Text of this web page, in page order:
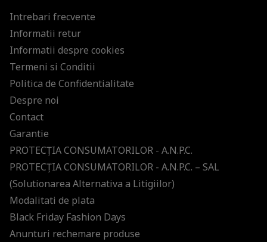
Intrebari frecvente
Informatii retur
Informatii despre cookies
Termeni si Conditii
Politica de Confidentialitate
Despre noi
Contact
Garantie
PROTECŢIA CONSUMATORILOR - A.N.P.C.
PROTECŢIA CONSUMATORILOR - A.N.P.C. – SAL
(Solutionarea Alternativa a Litigiilor)
Modalitati de plata
Black Friday Fashion Days
Anunturi rechemare produse